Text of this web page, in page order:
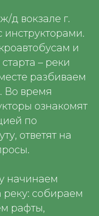
д вокзале г.
и
– реки
разбиваем
Во время
ознакомят
по
ответят на
начинаем
реку: собираем
рафты,